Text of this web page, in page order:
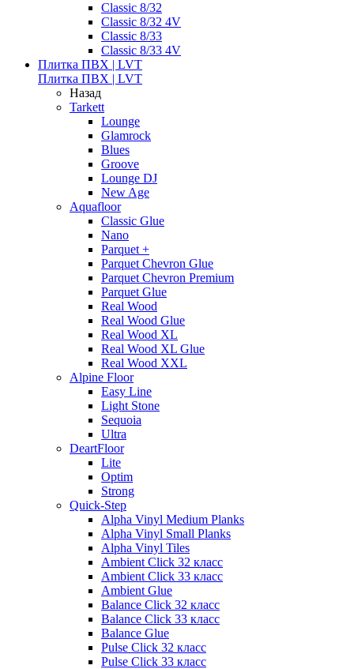
Classic 8/32
Classic 8/32 4V
Classic 8/33
Classic 8/33 4V
Плитка ПВХ | LVT
Плитка ПВХ | LVT
Назад
Tarkett
Lounge
Glamrock
Blues
Groove
Lounge DJ
New Age
Aquafloor
Classic Glue
Nano
Parquet +
Parquet Chevron Glue
Parquet Chevron Premium
Parquet Glue
Real Wood
Real Wood Glue
Real Wood XL
Real Wood XL Glue
Real Wood XXL
Alpine Floor
Easy Line
Light Stone
Sequoia
Ultra
DeartFloor
Lite
Optim
Strong
Quick-Step
Alpha Vinyl Medium Planks
Alpha Vinyl Small Planks
Alpha Vinyl Tiles
Ambient Click 32 класс
Ambient Click 33 класс
Ambient Glue
Balance Click 32 класс
Balance Click 33 класс
Balance Glue
Pulse Click 32 класс
Pulse Click 33 класс